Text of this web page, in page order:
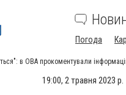
Погода
в ОВА прокоментували
19:00, 2 травня 2023 р.